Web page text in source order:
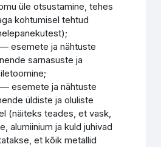
üle otsustamine, tehes
kohtumisel tehtud
— esemete ja nähtuste
sarnasuste ja
— esemete ja nähtuste
üldiste ja oluliste
(näiteks teades, et vask,
alumiinium ja kuld juhivad
et kõik metallid